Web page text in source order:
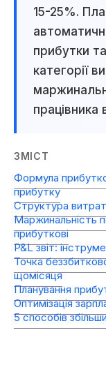
15-25%.
прибутки
категорії
працівника
ЗМІСТ
Формула
прибутку
Структура витрат
Маржинальність
прибуткові
P&L звіт:
Точка
щомісяця
Планування
Оптимізація
5 способів